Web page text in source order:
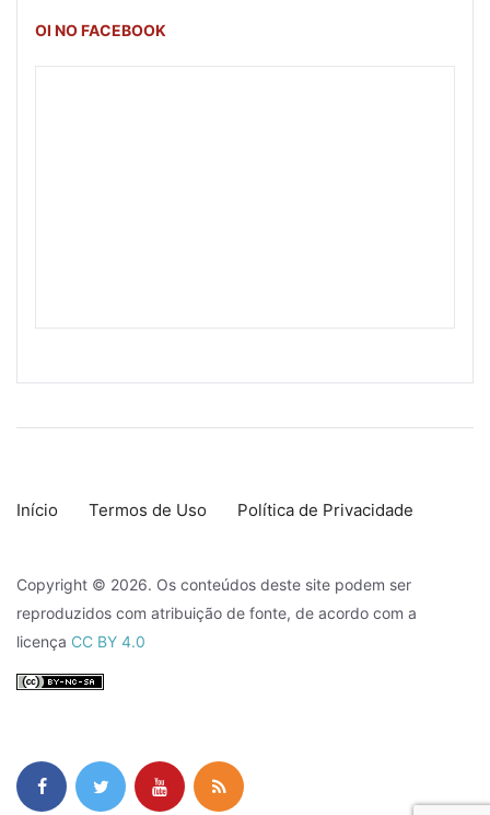
OI NO FACEBOOK
Início Termos de Uso Política de Privacidade
Copyright © 2026. Os conteúdos deste site podem ser
reproduzidos com atribuição de fonte, de acordo com a
licença CC BY 4.0